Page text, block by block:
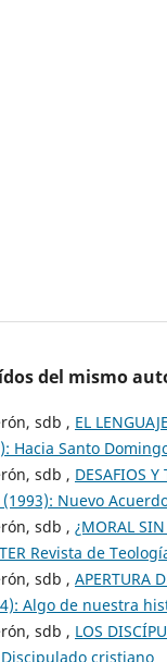
del mismo
sdb , EL
Hacia Santo
sdb , DESAFIOS
(1993): Nuevo
sdb , ¿MORAL
Revista de
sdb , APERTURA
Algo de nuestra
sdb , LOS
cristiano